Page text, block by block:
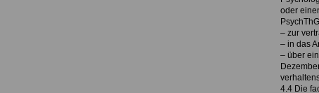
oder
– zur
– in das
– über
4.4 Die